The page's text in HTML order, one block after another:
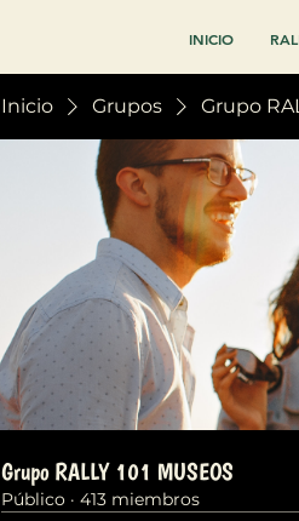
INICIO
Inicio Grupos Grupo
Grupo RALLY 101 MUSEOS
Público · 413 miembros